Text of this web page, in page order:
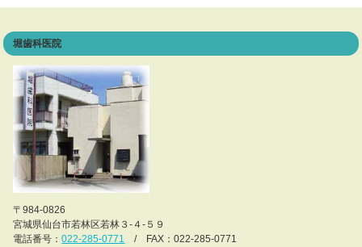
堀歯科医院
〒984-0826
宮城県仙台市若林区若林３-４-５９
電話番号：022-285-0771 / FAX：022-285-0771